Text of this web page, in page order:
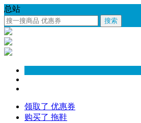
总站
搜索
领取了 优惠券
购买了 拖鞋